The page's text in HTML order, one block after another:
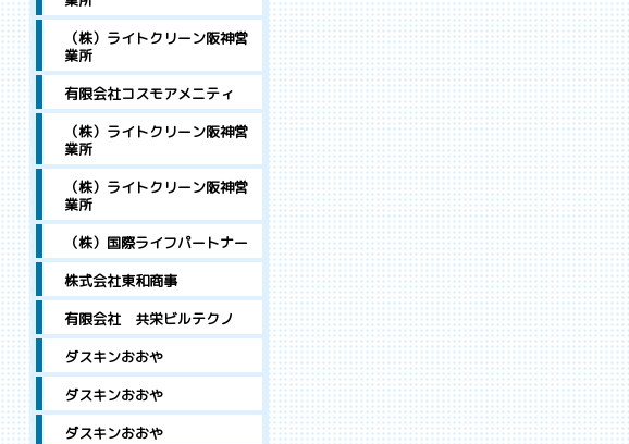
（株）ライトクリーン阪神営
業所
有限会社コスモアメニティ
（株）ライトクリーン阪神営
業所
（株）ライトクリーン阪神営
業所
（株）国際ライフパートナー
株式会社東和商事
有限会社 共栄ビルテクノ
ダスキンおおや
ダスキンおおや
ダスキンおおや